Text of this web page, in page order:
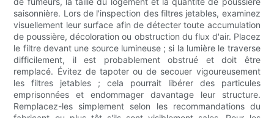
saisonnière. Lors de l'inspection des filtres jetables, examinez
visuellement leur surface afin de détecter toute accumulation
de poussière, décoloration ou obstruction du flux d'air. Placez
le filtre devant une source lumineuse ; si la lumière le traverse
difficilement, il est probablement obstrué et doit être
remplacé. Évitez de tapoter ou de secouer vigoureusement
les filtres jetables ; cela pourrait libérer des particules
emprisonnées et endommager davantage leur structure.
Remplacez-les simplement selon les recommandations du